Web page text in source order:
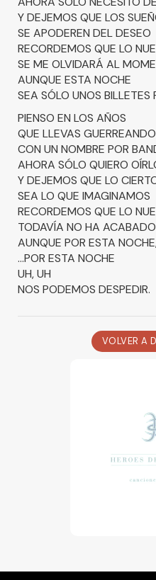
Y DEJEMOS QUE LOS
SE APODEREN DEL DESEO
RECORDEMOS QUE LO
SE ME OLVIDARÁ AL
AUNQUE ESTA NOCHE
SEA SÓLO UNOS BILLETES
PIENSO EN LOS AÑOS
QUE LLEVAS GUERREANDO
CON UN NOMBRE POR
AHORA SÓLO QUIERO
Y DEJEMOS QUE LO
SEA LO QUE IMAGINAMOS
RECORDEMOS QUE LO
TODAVÍA NO HA ACABADO
AUNQUE POR ESTA
...POR ESTA NOCHE
UH, UH
NOS PODEMOS DESPEDIR.
VOLVER A